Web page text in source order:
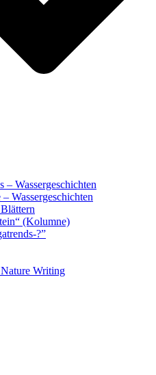
– Wassergeschichten
Wassergeschichten
(Kolumne)
?”
Writing